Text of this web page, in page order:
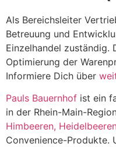
Als Bereichsleiter
Betreuung und
Einzelhandel zuständig.
Optimierung der
Informiere Dich über
Pauls Bauernhof ist ein
in der Rhein-Main-
Himbeeren,
Convenience-Produkte.